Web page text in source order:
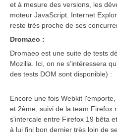
et à mesure des versions, les
moteur JavaScript. Internet
reste très proche de ses
Dromaeo :
Dromaeo est une suite de tests
Mozilla. Ici, on ne s’intéressera
des tests DOM sont disponible) :
Encore une fois Webkit
et 2ème, suivi de la team Firefox
s'intercale entre Firefox 19 bêta
à lui fini bon dernier très loin de